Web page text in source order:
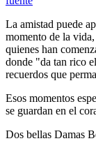
La amistad puede
momento de la
quienes han
donde "da tan rico
recuerdos que
Esos momentos
se guardan en el
Dos bellas Damas